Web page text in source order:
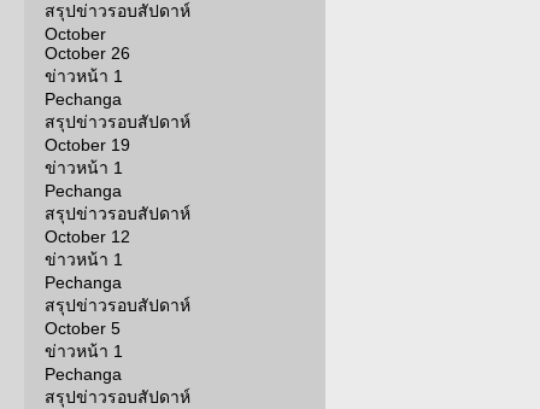
สรุปข่าวรอบสัปดาห์
October
October 26
ข่าวหน้า 1
Pechanga
สรุปข่าวรอบสัปดาห์
October 19
ข่าวหน้า 1
Pechanga
สรุปข่าวรอบสัปดาห์
October 12
ข่าวหน้า 1
Pechanga
สรุปข่าวรอบสัปดาห์
October 5
ข่าวหน้า 1
Pechanga
สรุปข่าวรอบสัปดาห์